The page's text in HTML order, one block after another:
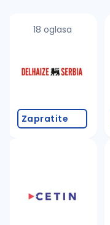
proverite
promenite
18 oglasa
Zapratite